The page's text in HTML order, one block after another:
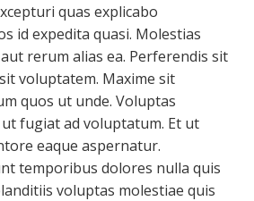
quas explicabo
id expedita quasi. Molestias
rerum alias ea. Perferendis sit
voluptatem. Maxime sit
quos ut unde. Voluptas
fugiat ad voluptatum. Et ut
eaque aspernatur.
temporibus dolores nulla quis
voluptas molestiae quis